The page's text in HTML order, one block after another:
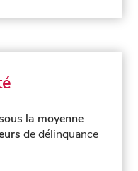
la moyenne
de délinquance